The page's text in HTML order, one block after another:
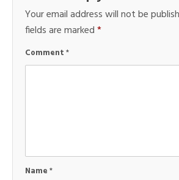
Your email address will not be
fields are marked*
Comment*
Name*